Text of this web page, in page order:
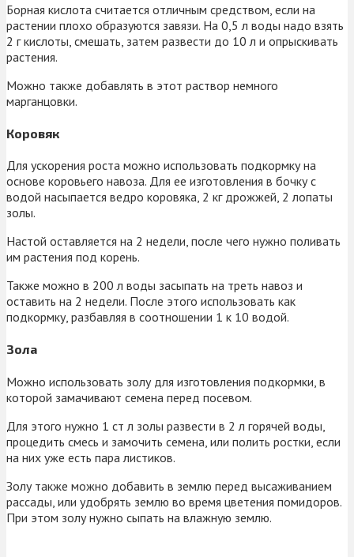
Борная кислота считается отличным средством, если на
растении плохо образуются завязи. На 0,5 л воды надо взять
2 г кислоты, смешать, затем развести до 10 л и опрыскивать
растения.
Можно также добавлять в этот раствор немного
марганцовки.
Коровяк
Для ускорения роста можно использовать подкормку на
основе коровьего навоза. Для ее изготовления в бочку с
водой насыпается ведро коровяка, 2 кг дрожжей, 2 лопаты
золы.
Настой оставляется на 2 недели, после чего нужно поливать
им растения под корень.
Также можно в 200 л воды засыпать на треть навоз и
оставить на 2 недели. После этого использовать как
подкормку, разбавляя в соотношении 1 к 10 водой.
Зола
Можно использовать золу для изготовления подкормки, в
которой замачивают семена перед посевом.
Для этого нужно 1 ст л золы развести в 2 л горячей воды,
процедить смесь и замочить семена, или полить ростки, если
на них уже есть пара листиков.
Золу также можно добавить в землю перед высаживанием
рассады, или удобрять землю во время цветения помидоров.
При этом золу нужно сыпать на влажную землю.